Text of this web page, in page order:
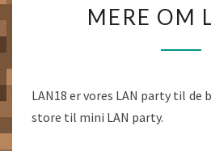
OM
MERE OM
LAN18 er vores LAN party til
store til mini LAN party.